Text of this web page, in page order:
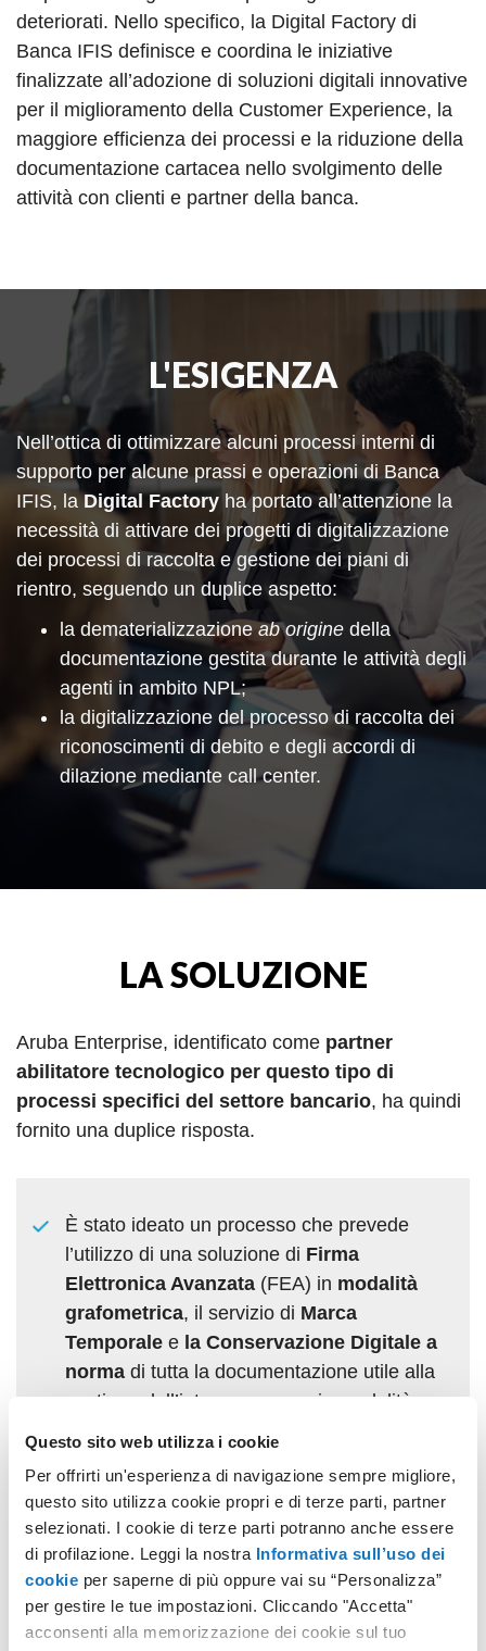
Questo sito web utilizza i cookie
Per offrirti un'esperienza di navigazione sempre migliore,
questo sito utilizza cookie propri e di terze parti, partner
selezionati. I cookie di terze parti potranno anche essere
di profilazione. Leggi la nostra Informativa sull’uso dei
cookie per saperne di più oppure vai su “Personalizza”
per gestire le tue impostazioni. Cliccando "Accetta"
acconsenti alla memorizzazione dei cookie sul tuo
deteriorati. Nello specifico, la Digital Factory di
Banca IFIS definisce e coordina le iniziative
finalizzate all’adozione di soluzioni digitali innovative
per il miglioramento della Customer Experience, la
maggiore efficienza dei processi e la riduzione della
documentazione cartacea nello svolgimento delle
attività con clienti e partner della banca.
L'ESIGENZA
Nell’ottica di ottimizzare alcuni processi interni di
supporto per alcune prassi e operazioni di Banca
IFIS, laDigital Factory ha portato all’attenzione la
necessità di attivare dei progetti di digitalizzazione
dei processi di raccolta e gestione dei piani di
rientro, seguendo un duplice aspetto:
la dematerializzazione ab origine della
documentazione gestita durante le attività degli
agenti in ambito NPL;
la digitalizzazione del processo di raccolta dei
riconoscimenti di debito e degli accordi di
dilazione mediante call center.
LA SOLUZIONE
Aruba Enterprise, identificato come partner
abilitatore tecnologico per questo tipo di
processi specifici del settore bancario, ha quindi
fornito una duplice risposta.
È stato ideato un processo che prevede
l’utilizzo di una soluzione di Firma
Elettronica Avanzata (FEA) in modalità
grafometrica, il servizio di Marca
Temporale e la Conservazione Digitale a
norma di tutta la documentazione utile alla
gestione dell’intero processo in modalità
paperless.
È stata progettata una soluzione integrata
di strumenti e procedure per la
registrazione, lamarcatura temporalee
laconservazione digitale a normadei